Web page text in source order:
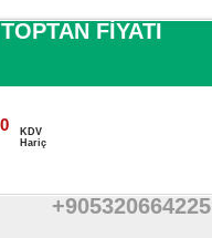
TOPTAN FİYATI
KDV
Hariç
+905320664225